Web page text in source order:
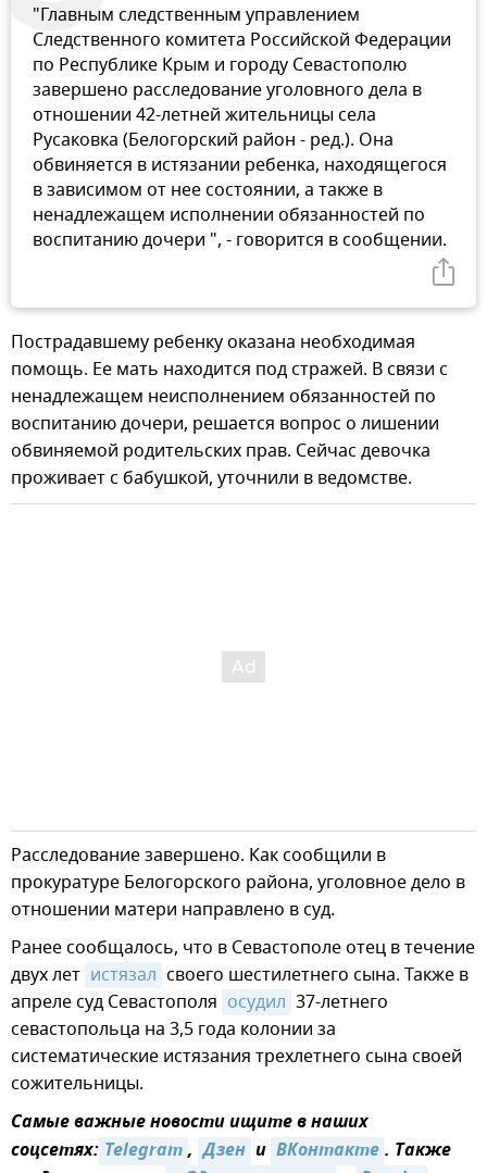
"Главным следственным управлением
Следственного комитета Российской Федерации
по Республике Крым и городу Севастополю
завершено расследование уголовного дела в
отношении 42-летней жительницы села
Русаковка (Белогорский район - ред.). Она
обвиняется в истязании ребенка, находящегося
в зависимом от нее состоянии, а также в
ненадлежащем исполнении обязанностей по
воспитанию дочери ", - говорится в сообщении.
Пострадавшему ребенку оказана необходимая
помощь. Ее мать находится под стражей. В связи с
ненадлежащем неисполнением обязанностей по
воспитанию дочери, решается вопрос о лишении
обвиняемой родительских прав. Сейчас девочка
проживает с бабушкой, уточнили в ведомстве.
Расследование завершено. Как сообщили в
прокуратуре Белогорского района, уголовное дело в
отношении матери направлено в суд.
Ранее сообщалось, что в Севастополе отец в течение
двух лет истязал своего шестилетнего сына. Также в
апреле суд Севастополя осудил 37-летнего
севастопольца на 3,5 года колонии за
систематические истязания трехлетнего сына своей
сожительницы.
Самые важные новости ищите в наших
соцсетях: Telegram, Дзен и ВКонтакте. Также